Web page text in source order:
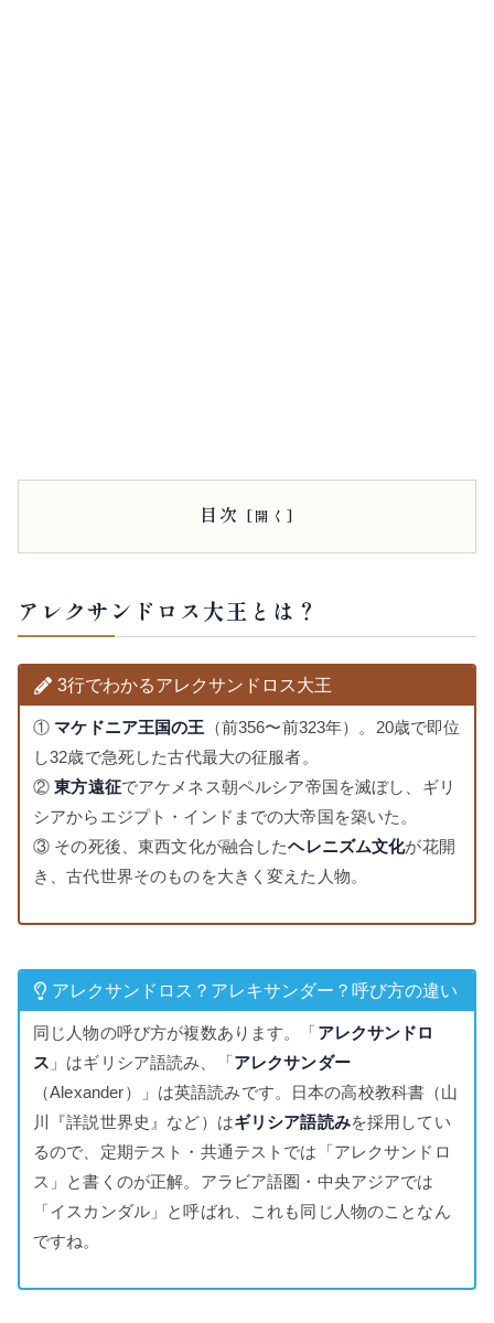
目次
アレクサンドロス大王とは？
3行でわかるアレクサンドロス大王
① マケドニア王国の王 （前356〜前323年）。20歳で即位
し32歳で急死した古代最大の征服者。
②東方遠征でアケメネス朝ペルシア帝国を滅ぼし、ギリ
シアからエジプト・インドまでの大帝国を築いた。
③ その死後、東西文化が融合したヘレニズム文化が花開
き、古代世界そのものを大きく変えた人物。
アレクサンドロス？アレキサンダー？呼び方の違い
同じ人物の呼び方が複数あります。「アレクサンドロ
ス 」はギリシア語読み、「アレクサンダー
（Alexander）」は英語読みです。日本の高校教科書（山
川『詳説世界史』など）はギリシア語読みを採用してい
るので、定期テスト・共通テストでは「アレクサンドロ
ス」と書くのが正解。アラビア語圏・中央アジアでは
「イスカンダル」と呼ばれ、これも同じ人物のことなん
ですね。